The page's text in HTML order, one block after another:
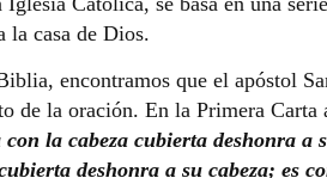
la casa de Dios.
encontramos que el apóstol
de la oración. En la Primera
la cabeza cubierta deshonra a
deshonra a su cabeza; es